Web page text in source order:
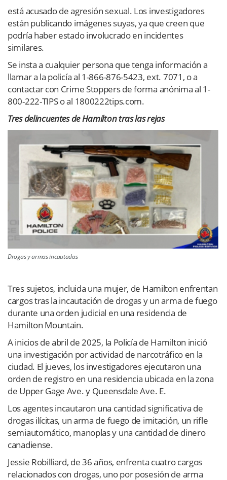
está acusado de agresión sexual. Los investigadores
están publicando imágenes suyas, ya que creen que
podría haber estado involucrado en incidentes
similares.
Se insta a cualquier persona que tenga información a
llamar a la policía al 1-866-876-5423, ext. 7071, o a
contactar con Crime Stoppers de forma anónima al 1-
800-222-TIPS o al 1800222tips.com.
Tres delincuentes de Hamilton tras las rejas
Drogas y armas incautadas
Tres sujetos, incluida una mujer, de Hamilton enfrentan
cargos tras la incautación de drogas y un arma de fuego
durante una orden judicial en una residencia de
Hamilton Mountain.
A inicios de abril de 2025, la Policía de Hamilton inició
una investigación por actividad de narcotráfico en la
ciudad. El jueves, los investigadores ejecutaron una
orden de registro en una residencia ubicada en la zona
de Upper Gage Ave. y Queensdale Ave. E.
Los agentes incautaron una cantidad significativa de
drogas ilícitas, un arma de fuego de imitación, un rifle
semiautomático, manoplas y una cantidad de dinero
canadiense.
Jessie Robilliard, de 36 años, enfrenta cuatro cargos
relacionados con drogas, uno por posesión de arma